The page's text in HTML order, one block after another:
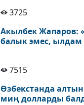
3725
Акылбек Жапаров:
балык эмес, ылдам
7515
Өзбекстанда
миң долларды